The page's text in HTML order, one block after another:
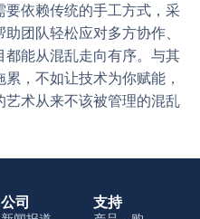
依赖传统的手工方式，采
团队轻松应对多方协作、
能从混乱走向有序。与其
，不如让技术为你赋能，
术从来不该被管理的混乱
公司 支持